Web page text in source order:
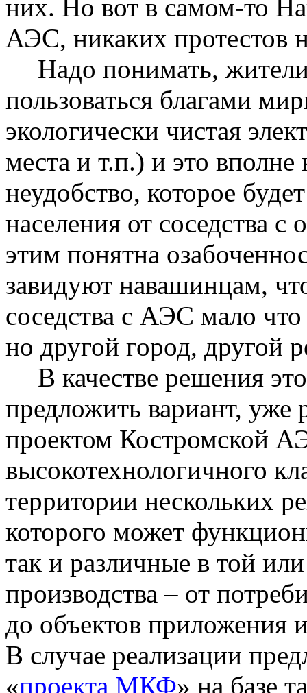
них. Но вот в самом-то
АЭС, никаких протестов
Надо понимать,
пользоваться благами
экологически чистая
места и т.п.) и это вполне
неудобство, которое
населения от соседства
этим понятна
завидуют навашинцам,
соседства с АЭС мало
но другой город, другой
В качестве решения
предложить вариант, уже
проектом Костромской
высокотехнологичного
территории нескольких
которого может
так и различные в той
производства – от
до объектов приложения
В случае реализации
«проекта МКФ» на базе